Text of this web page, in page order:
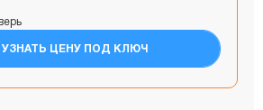
УЗНАТЬ ЦЕНУ ПОД КЛЮЧ